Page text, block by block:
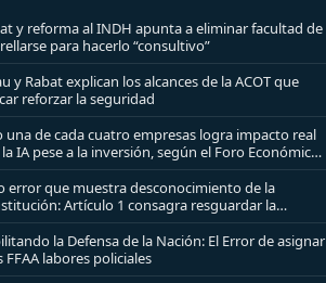
y reforma al INDH apunta a eliminar facultad de
para hacerlo “consultivo”
y Rabat explican los alcances de la ACOT que
reforzar la seguridad
una de cada cuatro empresas logra impacto real
IA pese a la inversión, según el Foro Económico
error que muestra desconocimiento de la
Artículo 1 consagra resguardar la
nacional y proteger a los ciudadanos
la Defensa de la Nación: El Error de asignar
FFAA labores policiales